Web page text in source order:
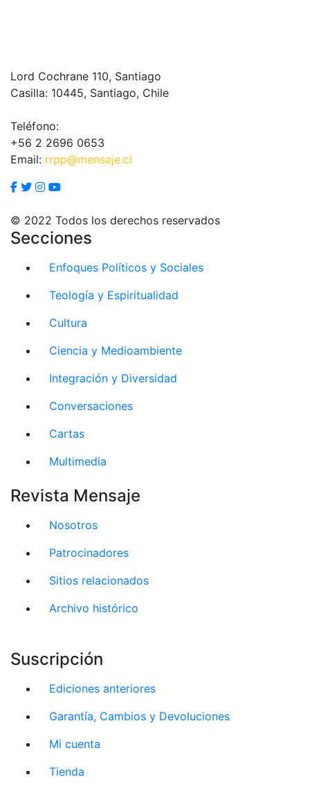
Lord Cochrane 110, Santiago
Casilla: 10445, Santiago, Chile
Teléfono:
+56 2 2696 0653
Email: rrpp@mensaje.cl
© 2022 Todos los derechos reservados
Secciones
Enfoques Políticos y Sociales
Teología y Espiritualidad
Cultura
Ciencia y Medioambiente
Integración y Diversidad
Conversaciones
Cartas
Multimedia
Revista Mensaje
Nosotros
Patrocinadores
Sitios relacionados
Archivo histórico
Suscripción
Ediciones anteriores
Garantía, Cambios y Devoluciones
Mi cuenta
Tienda